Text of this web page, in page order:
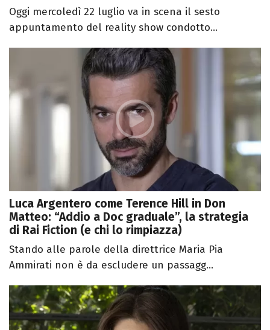
Oggi mercoledì 22 luglio va in scena il sesto
appuntamento del reality show condotto...
Luca Argentero come Terence Hill in Don
Matteo: “Addio a Doc graduale”, la strategia
di Rai Fiction (e chi lo rimpiazza)
Stando alle parole della direttrice Maria Pia
Ammirati non è da escludere un passagg...